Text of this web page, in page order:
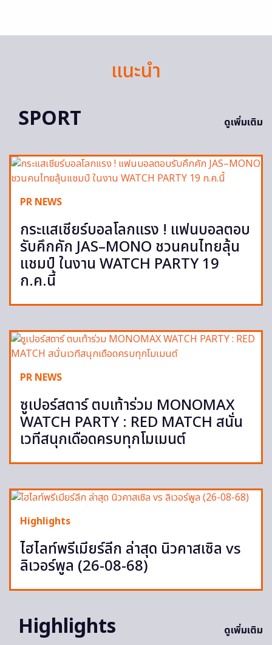
แนะนำ
SPORT
ดูเพิ่มเติม
PR NEWS
กระแสเชียร์บอลโลกแรง ! แฟนบอลตอบ
รับคึกคัก JAS–MONO ชวนคนไทยลุ้น
แชมป์ ในงาน WATCH PARTY 19
ก.ค.นี้
PR NEWS
ซูเปอร์สตาร์ ตบเท้าร่วม MONOMAX
WATCH PARTY : RED MATCH สนั่น
เวทีสนุกเดือดครบทุกโมเมนต์
Highlights
ไฮไลท์พรีเมียร์ลีก ล่าสุด นิวคาสเซิล vs
ลิเวอร์พูล (26-08-68)
Highlights ดูเพิ่มเติม